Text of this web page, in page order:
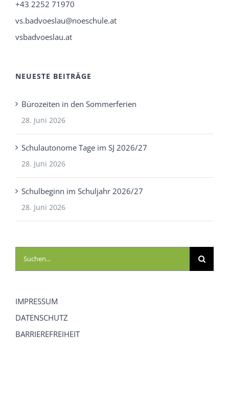
+43 2252 71970
vs.badvoeslau@noeschule.at
vsbadvoeslau.at
NEUESTE BEITRÄGE
Bürozeiten in den Sommerferien
28. Juni 2026
Schulautonome Tage im SJ 2026/27
28. Juni 2026
Schulbeginn im Schuljahr 2026/27
28. Juni 2026
Suche
nach:
IMPRESSUM
DATENSCHUTZ
BARRIEREFREIHEIT